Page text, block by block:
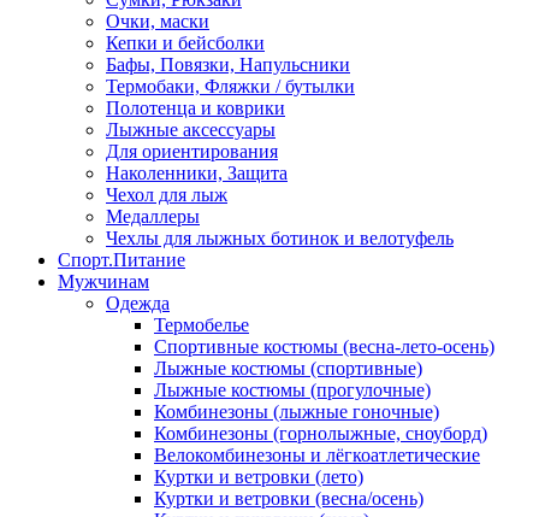
Очки, маски
Кепки и бейсболки
Бафы, Повязки, Напульсники
Термобаки, Фляжки / бутылки
Полотенца и коврики
Лыжные аксессуары
Для ориентирования
Наколенники, Защита
Чехол для лыж
Медаллеры
Чехлы для лыжных ботинок и велотуфель
Спорт.Питание
Мужчинам
Одежда
Термобелье
Спортивные костюмы (весна-лето-осень)
Лыжные костюмы (спортивные)
Лыжные костюмы (прогулочные)
Комбинезоны (лыжные гоночные)
Комбинезоны (горнолыжные, сноуборд)
Велокомбинезоны и лёгкоатлетические
Куртки и ветровки (лето)
Куртки и ветровки (весна/осень)